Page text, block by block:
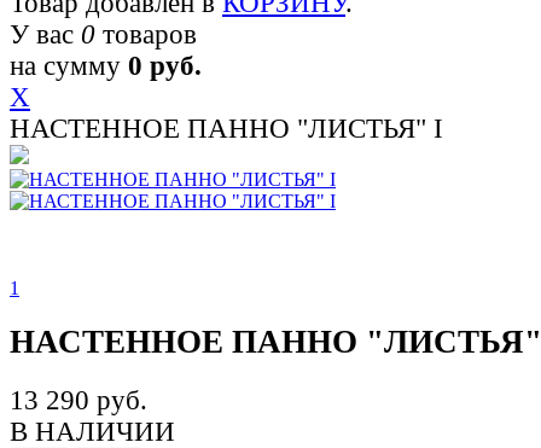
У вас 0 товаров
на сумму 0 руб.
X
НАСТЕННОЕ ПАННО "ЛИСТЬЯ" I
1
НАСТЕННОЕ ПАННО
13 290 руб.
В НАЛИЧИИ